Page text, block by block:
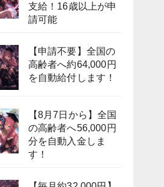
支給！16歳以上が申
請可能
【申請不要】全国の
高齢者へ約64,000円
を自動給付します！
【8月7日から】全国
の高齢者へ56,000円
分を自動入金しま
す！